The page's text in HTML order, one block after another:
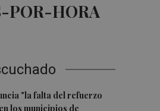
POR-HORA
"la falta del refuerzo
los municipios de